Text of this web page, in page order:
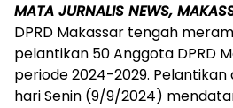
MATA JURNALIS NEWS,
DPRD Makassar tengah
pelantikan 50 Anggota DPRD
periode 2024-2029.
hari Senin (9/9/2024)